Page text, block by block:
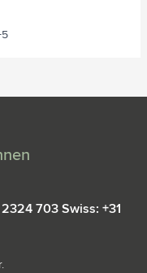
rouge
703 Swiss: +31